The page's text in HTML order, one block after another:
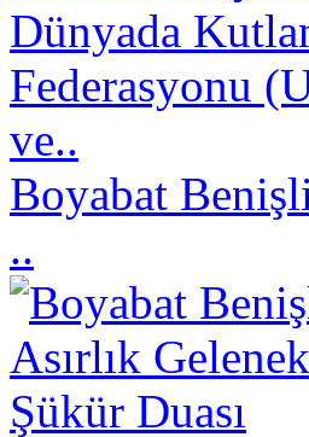
Federasyonu
ve..
Boyabat
..